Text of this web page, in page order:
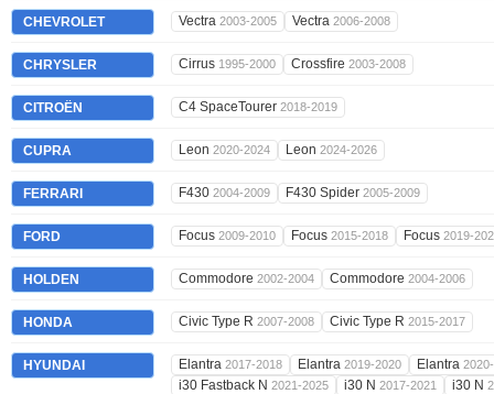
CHEVROLET Vectra 2003-2005 Vectra 2006-2008
CHRYSLER Cirrus 1995-2000 Crossfire 2003-2008
CITROËN C4 SpaceTourer 2018-2019
CUPRA Leon 2020-2024 Leon 2024-2026
FERRARI F430 2004-2009 F430 Spider 2005-2009
FORD Focus 2009-2010 Focus 2015-2018 Focus 2019-
HOLDEN Commodore 2002-2004 Commodore 2004-2006
HONDA Civic Type R 2007-2008 Civic Type R 2015-2017
HYUNDAI Elantra 2017-2018 Elantra 2019-2020 Elantra
i30 Fastback N 2021-2025 i30 N 2017-2021 i30 N